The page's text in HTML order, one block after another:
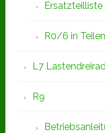
R0/6 in
L7
R9